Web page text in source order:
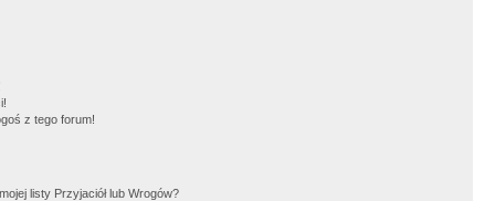
z tego forum!
listy Przyjaciół lub Wrogów?